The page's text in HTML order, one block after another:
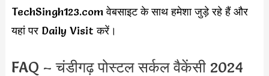
TechSingh123.com वेबसाइट के साथ हमेशा जुड़े रहे हैं और
यहां पर Daily Visit करें।
FAQ – चंडीगढ़ पोस्टल सर्कल वैकेंसी 2024